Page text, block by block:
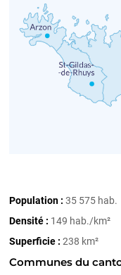
Population : 35 575 hab.
Densité : 149 hab./km²
Superficie : 238 km²
Communes du